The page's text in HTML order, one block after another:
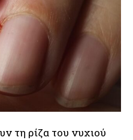
τη ρίζα του νυχιού